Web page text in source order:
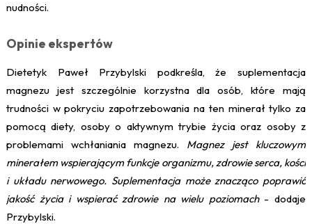
nudności.
Opinie ekspertów
Dietetyk Paweł Przybylski podkreśla, że suplementacja
magnezu jest szczególnie korzystna dla osób, które mają
trudności w pokryciu zapotrzebowania na ten minerał tylko za
pomocą diety, osoby o aktywnym trybie życia oraz osoby z
problemami wchłaniania magnezu. Magnez jest kluczowym
minerałem wspierającym funkcje organizmu, zdrowie serca, kości
i układu nerwowego. Suplementacja może znacząco poprawić
jakość życia i wspierać zdrowie na wielu poziomach- dodaje
Przybylski.